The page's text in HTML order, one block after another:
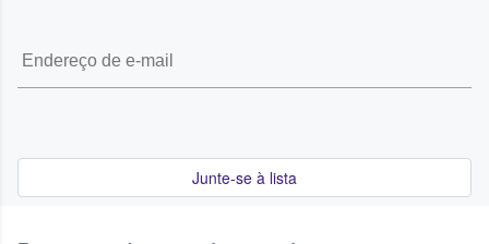
Junte-se à lista